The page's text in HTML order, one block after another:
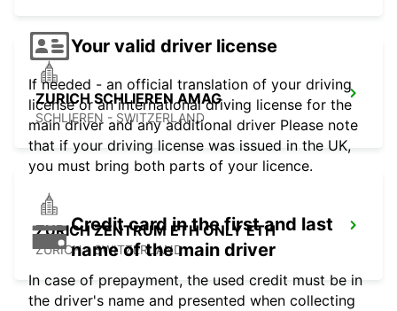
ZURICH SCHLIEREN AMAG
SCHLIEREN - SWITZERLAND
ZURICH ZENTRUM ETH ONLY ETH
ZURICH - SWITZERLAND
Your valid driver license
If needed - an official translation of your driving
license or an international driving license for the
main driver and any additional driver Please note
that if your driving license was issued in the UK,
you must bring both parts of your licence.
Credit card in the first and last
name of the main driver
In case of prepayment, the used credit must be in
the driver's name and presented when collecting